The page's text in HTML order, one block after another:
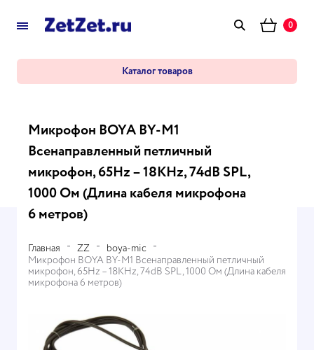
0
Каталог товаров
Микрофон BOYA BY-M1
Всенаправленный петличный
микрофон, 65Hz – 18KHz, 74dB SPL,
1000 Ом (Длина кабеля микрофона
6 метров)
Главная ZZ
boya-mic
Микрофон BOYA BY-M1 Всенаправленный петличный
микрофон, 65Hz – 18KHz, 74dB SPL, 1000 Ом (Длина кабеля
микрофона 6 метров)